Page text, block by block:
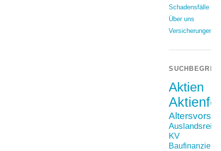
Schadensfälle
Über uns
Versicherungen
Aktien
Auslandsreise
KV